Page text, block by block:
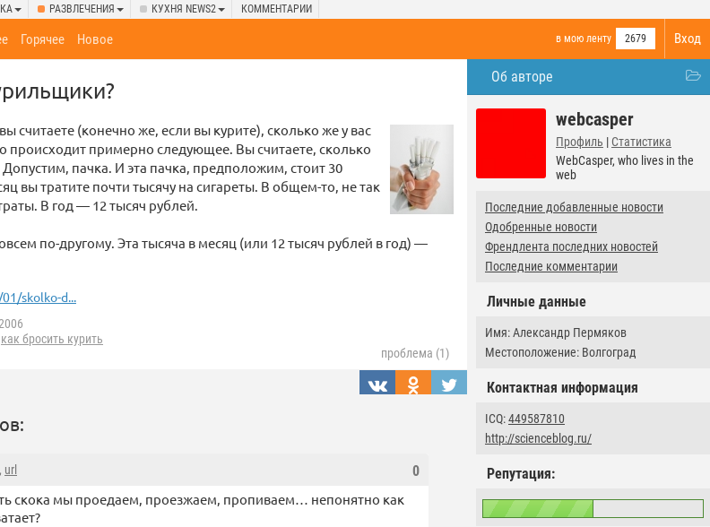
РАЗВЛЕЧЕНИЯ КУХНЯ NEWS2 КОММЕНТАРИИ
Вход
в мою ленту 2679
Горячее Новое
Об авторе
webcasper
Профиль | Статистика
WebCasper, who lives in the
web
Последние добавленные новости
Одобренные новости
Френдлента последних новостей
Последние комментарии
Личные данные
Имя: Александр Пермяков
Местоположение: Волгоград
Контактная информация
ICQ:449587810
http://scienceblog.ru/
Репутация:
считаете (конечно же, если вы курите), сколько же у вас
происходит примерно следующее. Вы считаете, сколько
Допустим, пачка. И эта пачка, предположим, стоит 30
вы тратите почти тысячу на сигареты. В общем-то, не так
В год — 12 тысяч рублей.
по-другому. Эта тысяча в месяц (или 12 тысяч рублей в год) —
skolko-d...
как бросить курить
проблема (1)
0
url
скока мы проедаем, проезжаем, пропиваем… непонятно как